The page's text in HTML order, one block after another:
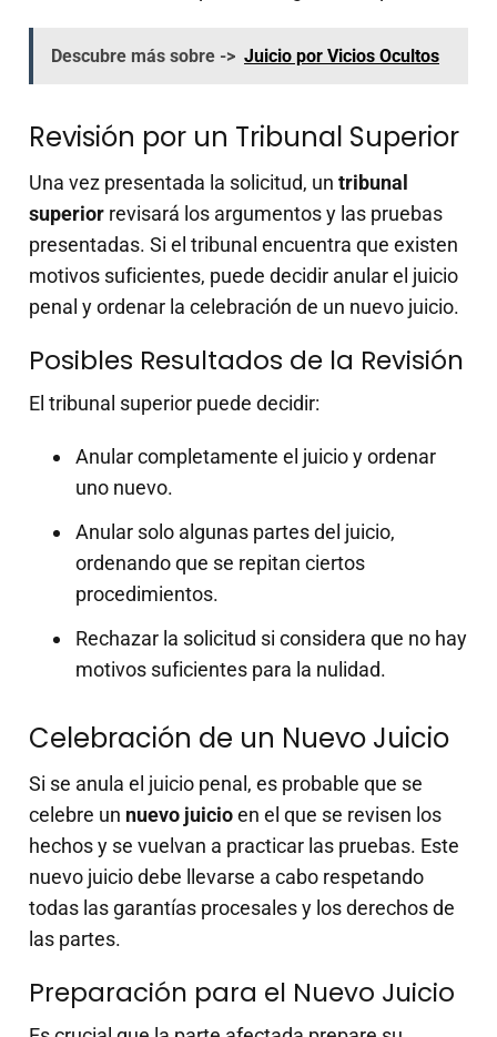
Descubre más sobre -> Juicio por Vicios Ocultos
Revisión por un Tribunal Superior
Una vez presentada la solicitud, un tribunal
superior revisará los argumentos y las pruebas
presentadas. Si el tribunal encuentra que existen
motivos suficientes, puede decidir anular el juicio
penal y ordenar la celebración de un nuevo juicio.
Posibles Resultados de la Revisión
El tribunal superior puede decidir:
Anular completamente el juicio y ordenar
uno nuevo.
Anular solo algunas partes del juicio,
ordenando que se repitan ciertos
procedimientos.
Rechazar la solicitud si considera que no hay
motivos suficientes para la nulidad.
Celebración de un Nuevo Juicio
Si se anula el juicio penal, es probable que se
celebre un nuevo juicioen el que se revisen los
hechos y se vuelvan a practicar las pruebas. Este
nuevo juicio debe llevarse a cabo respetando
todas las garantías procesales y los derechos de
las partes.
Preparación para el Nuevo Juicio